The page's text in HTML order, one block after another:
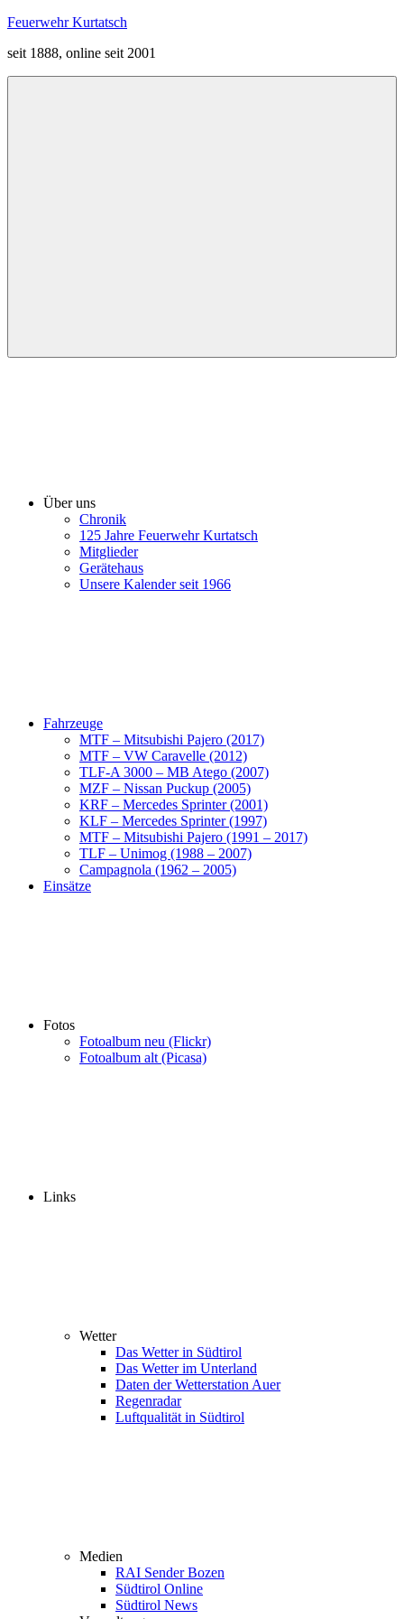
Zum
springen
Feuerwehr Kurtatsch
seit 1888, online seit 2001
Über uns
Chronik
125 Jahre Feuerwehr Kurtatsch
Mitglieder
Gerätehaus
Unsere Kalender seit 1966
Fahrzeuge
MTF – Mitsubishi Pajero (2017)
MTF – VW Caravelle (2012)
TLF-A 3000 – MB Atego (2007)
MZF – Nissan Puckup (2005)
KRF – Mercedes Sprinter (2001)
KLF – Mercedes Sprinter (1997)
MTF – Mitsubishi Pajero (1991 – 2017)
TLF – Unimog (1988 – 2007)
Campagnola (1962 – 2005)
Einsätze
Fotos
Fotoalbum neu (Flickr)
Fotoalbum alt (Picasa)
Links
Wetter
Das Wetter in Südtirol
Das Wetter im Unterland
Daten der Wetterstation Auer
Regenradar
Luftqualität in Südtirol
Medien
RAI Sender Bozen
Südtirol Online
Südtirol News